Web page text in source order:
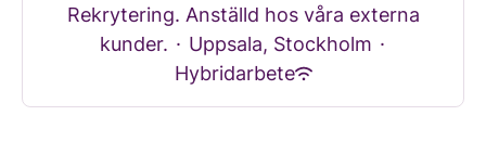
Rekrytering. Anställd hos våra externa
kunder. · Uppsala, Stockholm ·
Hybridarbete